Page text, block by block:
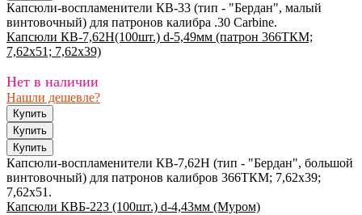
Капсюли-воспламенители КВ-33 (тип - "Бердан", малый
винтовочный) для патронов калибра .30 Carbine.
Капсюли КВ-7,62Н(100шт.) d-5,49мм (патрон 366ТКМ;
7,62х51; 7,62х39)
Нет в наличии
Нашли дешевле?
Капсюли-воспламенители КВ-7,62Н (тип - "Бердан", большой
винтовочный) для патронов калибров 366ТКМ; 7,62х39;
7,62х51.
Капсюли КВБ-223 (100шт.) d-4,43мм (Муром)